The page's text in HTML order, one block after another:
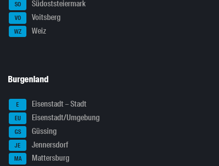
SO Südoststeiermark
VO Voitsberg
WZ Weiz
Burgenland
E Eisenstadt – Stadt
EU Eisenstadt/Umgebung
GS Güssing
JE Jennersdorf
MA Mattersburg